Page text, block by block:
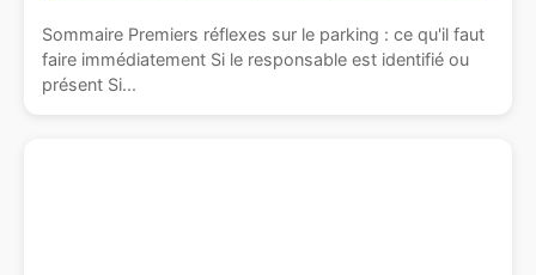
Sommaire Premiers réflexes sur le parking : ce qu'il faut
faire immédiatement Si le responsable est identifié ou
présent Si...